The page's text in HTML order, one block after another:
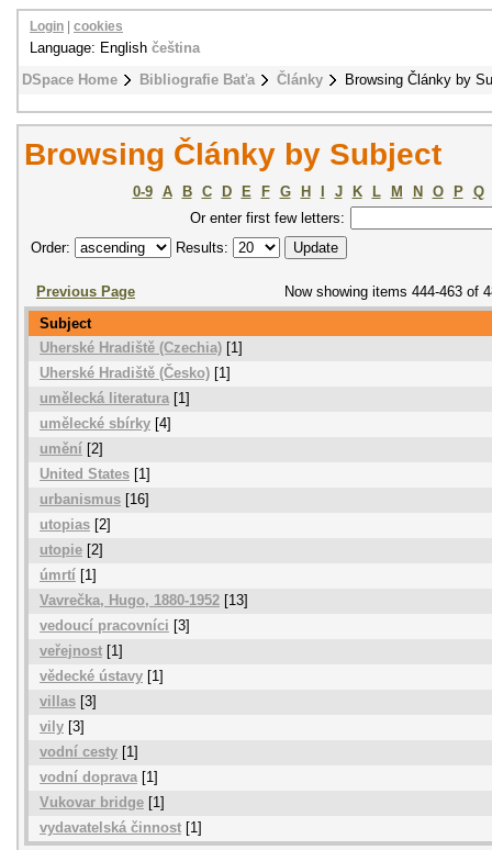
DSpace Home Bibliografie Baťa Články Browsing Články by
Login cookies
Language: English čeština
Browsing Články by Subject
0-9 A B C D E F G H J K L M N O P
Q
Or enter first few letters:
Order:
Results:
Previous Page
Now showing items 444-463 of
Subject
Uherské Hradiště (Czechia) [1]
Uherské Hradiště (Česko) [1]
umělecká literatura [1]
umělecké sbírky [4]
umění [2]
United States [1]
urbanismus [16]
utopias [2]
utopie [2]
úmrtí [1]
Vavrečka, Hugo, 1880-1952 [13]
vedoucí pracovníci [3]
veřejnost [1]
vědecké ústavy [1]
villas [3]
vily [3]
vodní cesty [1]
vodní doprava[1]
Vukovar bridge [1]
vydavatelská činnost [1]